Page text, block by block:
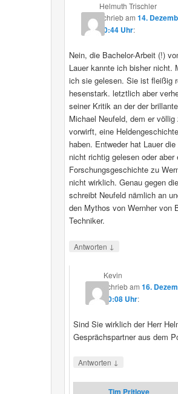
Helmuth Trischler
schriebam 14.
20:44 Uhr:
Nein, die Bachelor-Arbeit (!)
Lauer kannte ich bisher nicht.
ich sie gelesen. Sie ist fleißig
hesenstark. letztlich aber
seiner Kritik an der der
Michael Neufeld, dem er völlig
vorwirft, eine
haben. Entweder hat Lauer
nicht richtig gelesen oder aber
Forschungsgeschichte zu
nicht wirklich. Genau gegen
schreibt Neufeld nämlich an
den Mythos von Wernher von
Techniker.
Antworten ↓
Kevin
schriebam16.
20:08 Uhr:
Sind Sie wirklich der Herr
Gesprächspartner aus dem
Antworten ↓
Tim Pritlove